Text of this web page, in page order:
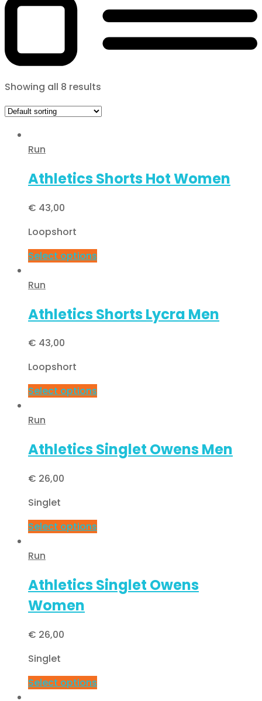
Showing all 8 results
Run
Athletics Shorts Hot Women
€ 43,00
Loopshort
Select options
Run
Athletics Shorts Lycra Men
€ 43,00
Loopshort
Select options
Run
Athletics Singlet Owens Men
€ 26,00
Singlet
Select options
Run
Athletics Singlet Owens
Women
€ 26,00
Singlet
Select options